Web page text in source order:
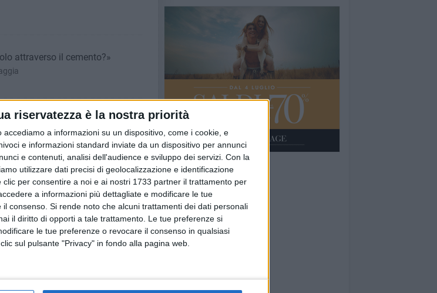
riservatezza è la nostra priorità
accediamo a informazioni su un dispositivo, come i cookie, e
e informazioni standard inviate da un dispositivo per annunci
e contenuti, analisi dell'audience e sviluppo dei servizi. Con la
utilizzare dati precisi di geolocalizzazione e identificazione
per consentire a noi e ai nostri 1733 partner il trattamento per
a informazioni più dettagliate e modificare le tue
consenso. Si rende noto che alcuni trattamenti dei dati personali
il diritto di opporti a tale trattamento. Le tue preferenze si
le tue preferenze o revocare il consenso in qualsiasi
sul pulsante "Privacy" in fondo alla pagina web.
attraverso il cemento?»
Bat
Memonada